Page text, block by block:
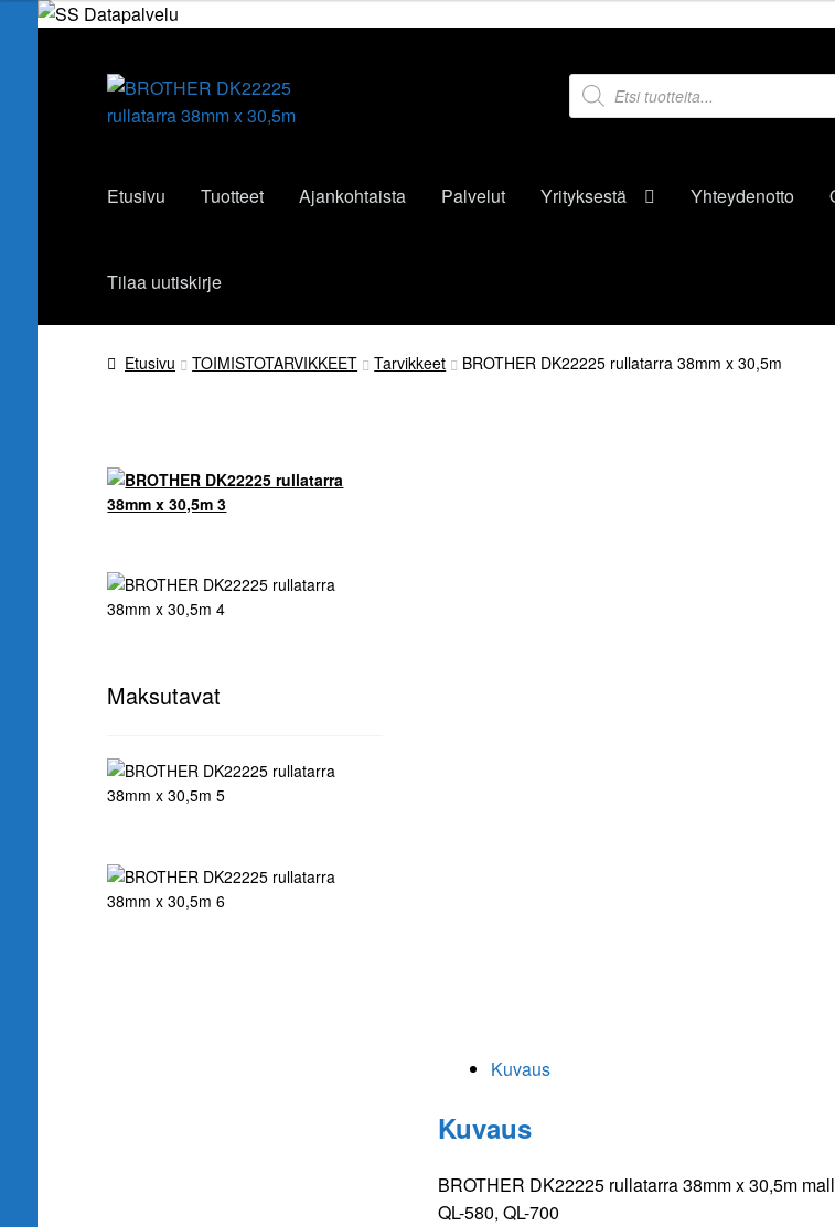
Siirry
navigointiin
Siirry
sisältöön
Products
search
Etusivu Tuotteet Ajankohtaista Palvelut Yrityksestä Yhteydenotto
Tilaa uutiskirje
Etusivu TOIMISTOTARVIKKEET Tarvikkeet BROTHER DK22225 rullatarra 38mm x 30,5m
Kuvaus
Kuvaus
BROTHER DK22225 rullatarra 38mm x 30,5m
QL-580, QL-700
Maksutavat